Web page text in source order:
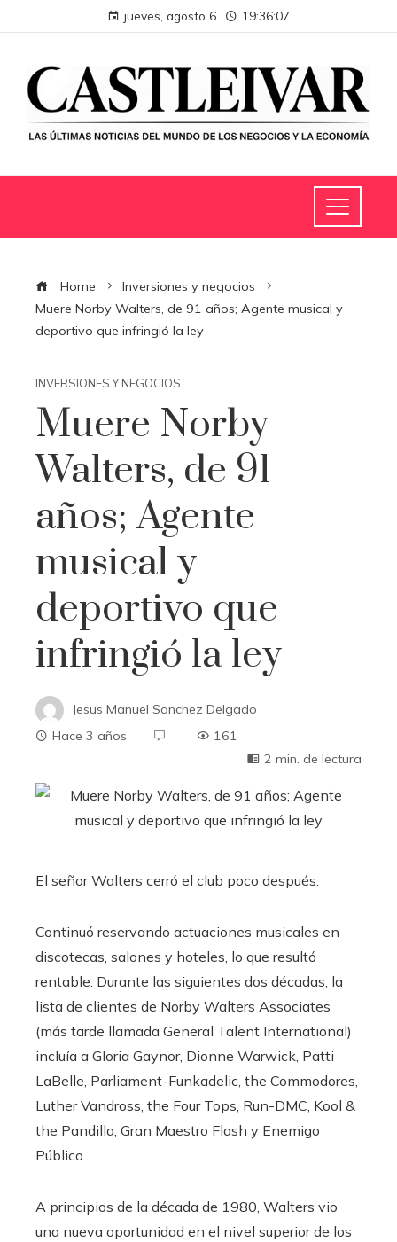
jueves, agosto 6 19:36:08
Home
Inversiones y negocios
Muere Norby Walters, de 91 años; Agente musical y
deportivo que infringió la ley
INVERSIONES Y NEGOCIOS
Muere Norby
Walters, de 91
años; Agente
musical y
deportivo que
infringió la ley
Jesus Manuel Sanchez Delgado
Hace 3 años
161
2 min. de lectura
El señor Walters cerró el club poco después.
Continuó reservando actuaciones musicales en
discotecas, salones y hoteles, lo que resultó
rentable. Durante las siguientes dos décadas, la
lista de clientes de Norby Walters Associates
(más tarde llamada General Talent International)
incluía a Gloria Gaynor, Dionne Warwick, Patti
LaBelle, Parliament-Funkadelic, the Commodores,
Luther Vandross, the Four Tops, Run-DMC, Kool &
the Pandilla, Gran Maestro Flash y Enemigo
Público.
A principios de la década de 1980, Walters vio
una nueva oportunidad en el nivel superior de los